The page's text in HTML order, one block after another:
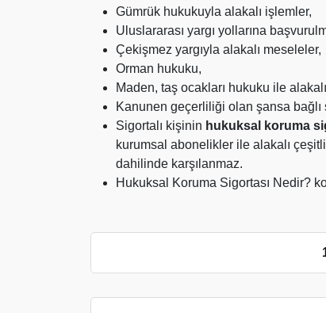
Gümrük hukukuyla alakalı işlemler,
Uluslararası yargı yollarına
Çekişmez yargıyla alakalı meseleler,
Orman hukuku,
Maden, taş ocakları hukuku ile
Kanunen geçerliliği olan şansa bağlı
Sigortalı kişinin hukuksal koruma
kurumsal abonelikler ile alakalı
dahilinde karşılanmaz.
Hukuksal Koruma Sigortası Nedir?